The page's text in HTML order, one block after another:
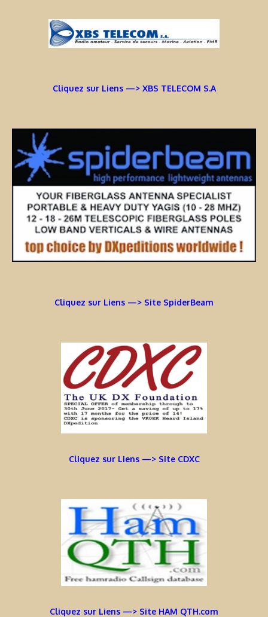
Cliquez sur Liens —> XBS TELECOM S.A
Cliquez sur Liens —> Site SpiderBeam
Cliquez sur Liens —> Site CDXC
Cliquez sur Liens —> Site HAM QTH.com